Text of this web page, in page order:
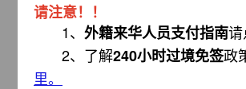
请注意！！
1、外籍来华人员支付指南请
2、 了解240小时过境免签政
里。